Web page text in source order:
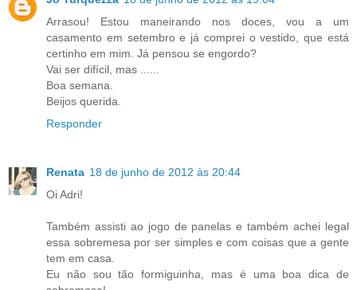
Arrasou! Estou maneirando nos doces, vou a um
casamento em setembro e já comprei o vestido, que está
certinho em mim. Já pensou se engordo?
Vai ser difícil, mas ......
Boa semana.
Beijos querida.
Responder
Renata 18 de junho de 2012 às 20:44
Oi Adri!
Também assisti ao jogo de panelas e também achei legal
essa sobremesa por ser simples e com coisas que a gente
tem em casa.
Eu não sou tão formiguinha, mas é uma boa dica de